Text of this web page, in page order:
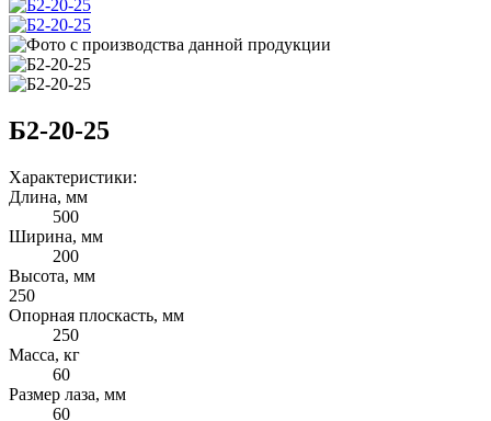
Б2-20-25
Характеристики:
Длина, мм
500
Ширина, мм
200
Высота, мм
250
Опорная плоскасть, мм
250
Масса, кг
60
Размер лаза, мм
60